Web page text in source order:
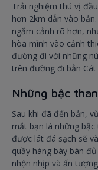
Trải nghiệm thú vị
hơn 2km dẫn vào
ngắm cảnh rõ hơn,
hòa mình vào cảnh
đường đi với những
trên đường đi bản Cát
Những bậc
Sau khi đã đến bản,
mắt bạn là những
được lát đá sạch sẽ
quầy hàng bày bán
nhộn nhịp và ấn